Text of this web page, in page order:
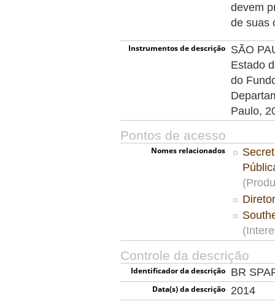
devem
de suas
Instrumentos de descrição
SÃO
Estado
do
Paulo,
Pontos de acesso
Nomes relacionados
Controle da descrição
Identificador da descrição BR
Data(s) da descrição 2014